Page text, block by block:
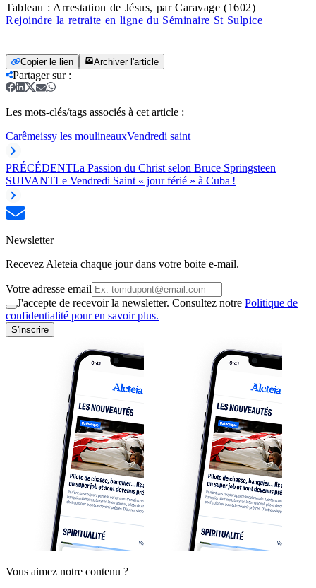
Tableau : Arrestation de Jésus, par Caravage (1602)
Rejoindre la retraite en ligne du Séminaire St Sulpice
Copier le lien Archiver l'article
Partager sur:
Les mots-clés/tags associés à cet article :
Carêmeissy les moulineauxVendredi saint
PRÉCÉDENTLa Passion du Christ selon Bruce Springsteen
SUIVANTLe Vendredi Saint « jour férié » à Cuba !
Newsletter
Recevez Aleteia chaque jour dans votre boite e-mail.
Votre adresse email
J'accepte de recevoir la newsletter. Consultez notre Politique de
confidentialité pour en savoir plus.
S'inscrire
Vous aimez notre contenu ?